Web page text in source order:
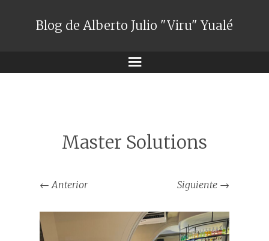
Blog de Alberto Julio "Viru" Yualé
Menú
Master Solutions
← Anterior Siguiente →